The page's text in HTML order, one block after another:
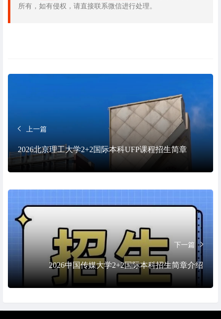
所有，如有侵权，请直接联系微信进行处理。
上一篇
2026北京理工大学2+2国际本科UFP课程招生简章
下一篇
2026中国传媒大学2+2国际本科招生简章介绍